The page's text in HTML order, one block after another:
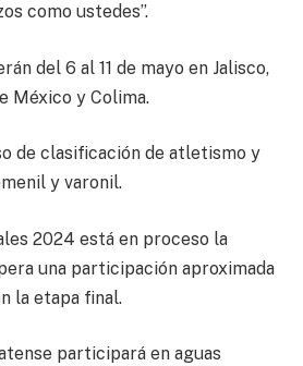
como ustedes”.
del 6 al 11 de mayo en Jalisco,
México y Colima.
de clasificación de atletismo y
y varonil.
2024 está en proceso la
una participación aproximada
la etapa final.
participará en aguas